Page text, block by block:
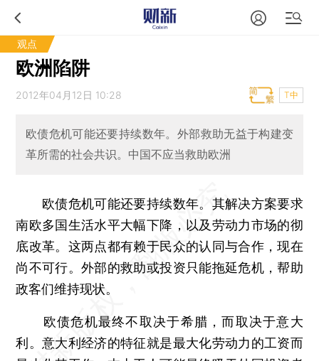
观点
欧洲陷阱
2012年04月12日 10:28 T中
欧债危机可能还要持续数年。外部救助无益于构建变
革所需的社会共识。中国不应当救助欧洲
欧债危机可能还要持续数年。其解决方案要求
南欧多国生活水平大幅下降，以及劳动力市场的彻
底改革。这两点都有赖于民众的认同与合作，现在
尚不可行。外部的救助或投资只能拖延危机，帮助
政客们维持现状。
欧债危机最终不取决于希腊，而取决于意大
利。意大利经济的特征就是最大化劳动力的工资而